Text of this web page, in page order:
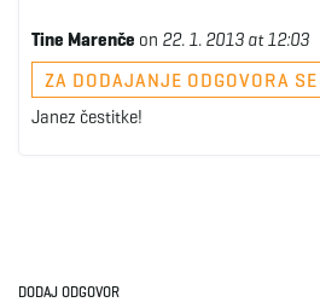
Tine Marenče on 22. 1. 2013 at 12:03
ZA DODAJANJE ODGOVORA
Janez čestitke!
DODAJ ODGOVOR